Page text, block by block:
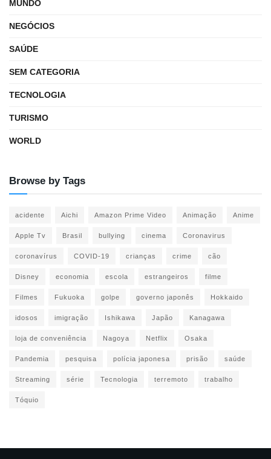
MUNDO
NEGÓCIOS
SAÚDE
SEM CATEGORIA
TECNOLOGIA
TURISMO
WORLD
Browse by Tags
acidente Aichi Amazon Prime Video Animação Anime
Apple Tv Brasil bullying cinema Coronavirus
coronavírus COVID-19 crianças crime cão
Disney economia escola estrangeiros filme
Filmes Fukuoka golpe governo japonês Hokkaido
idosos imigração Ishikawa Japão Kanagawa
loja de conveniência Nagoya Netflix Osaka
Pandemia pesquisa polícia japonesa prisão saúde
Streaming série Tecnologia terremoto trabalho
Tóquio